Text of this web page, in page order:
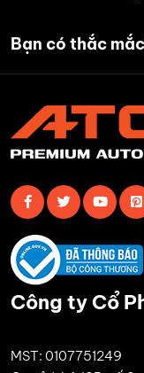
Bạn có thắc
Công ty Cổ
MST: 0107751249